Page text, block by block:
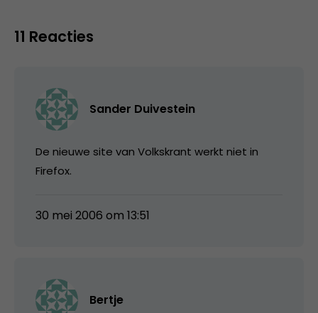
11 Reacties
Sander Duivestein
De nieuwe site van Volkskrant werkt niet in
Firefox.
30 mei 2006 om 13:51
Bertje